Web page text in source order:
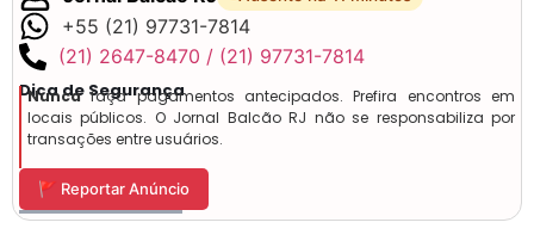
+55 (21) 97731-7814
(21) 2647-8470 / (21) 97731-7814
Dica de Segurança
Nuncafaça pagamentos antecipados. Prefira encontros em
locais públicos. O Jornal Balcão RJ não se responsabiliza por
transações entre usuários.
🚩 Reportar Anúncio